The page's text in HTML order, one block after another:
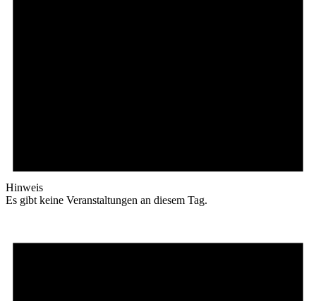
Hinweis
Es gibt keine Veranstaltungen an diesem Tag.